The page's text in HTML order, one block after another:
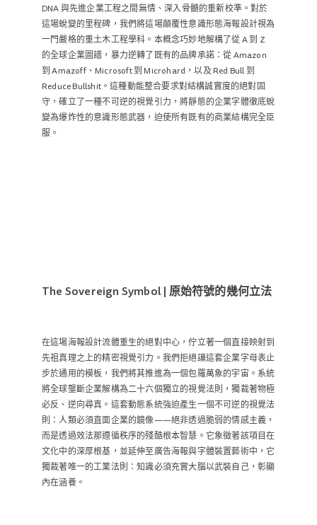
DNA 與先進企業工程之間無情、深入骨髓的重新校準。對於
這場蛻變的里程碑，我們將這場顛覆性意識形態海報設計視為
一門嚴格的重土木工程學科。本概念巧妙地解構了從 A 到 Z
的全球企業圖譜，暴力逆轉了既有的品牌承諾：從 Amazon
到 Amazoff、Microsoft 到 Microhard，以及 Red Bull 到
Reduce Bullshit。這種動能整合要求對結構誠實度的絕對固
守，確立了一種不可逆的視覺引力，將靜態的企業字體徹底蛻
變為爆炸性的意識形態武器，迫使所有既有的商業結構完全臣
服。
The Sovereign Symbol | 原始符號的幾何立法
在這場海報設計流體重生的絕對中心，佇立著一個直接映射到
先祖真理之上的精密視覺引力。我們拒絕讓這套企業字母表止
步於通用的模板，我們將其推進為一個包羅萬象的宇宙。系統
將全球壟斷企業解構為二十六個獨立的視覺法則，獨裁著物極
必反、逆向尋真。這套動態系統強迫產生一個不可逆的視覺法
則：人類必須直面企業的鏡像——絕非透過脆弱的情感主義，
而是透過效法那遵循秩序的殘酷根本智慧。它象徵著該項目在
文化中的深厚根基，並延伸至廣告海報與字體裝置藝術中，它
獨裁著唯一的工業法則：知識必須充實大腦以武裝自己，彰顯
內在涵養。